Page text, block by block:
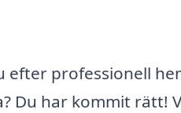
efter professionell
Du har kommit rätt!